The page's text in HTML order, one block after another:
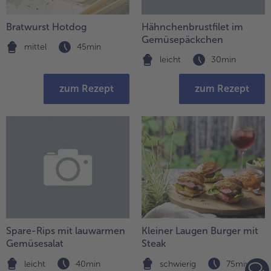
Bratwurst Hotdog
mittel 45min
zum Rezept
Hähnchenbrustfilet im
Gemüsepäckchen
leicht 30min
zum Rezept
Spare-Rips mit lauwarmen
Gemüsesalat
leicht 40min
Kleiner Laugen Burger mit
Steak
schwierig 75min